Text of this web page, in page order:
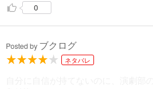
0
Posted by ブクログ
ネタバレ